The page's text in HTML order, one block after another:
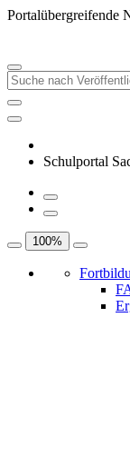
Portalübergreifende
Schulportal
100%